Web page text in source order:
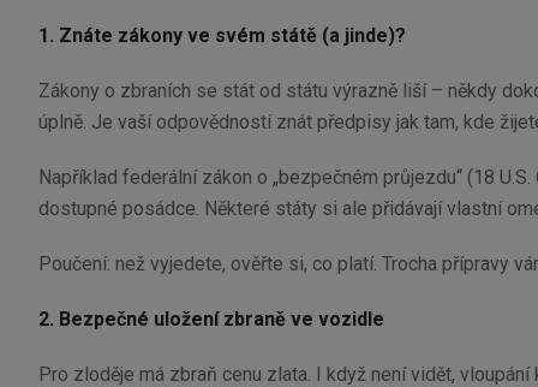
1. Znáte zákony ve svém státě (a jinde)?
Zákony o zbraních se stát od státu výrazně liší – někdy
úplně. Je vaší odpovědností znát předpisy jak tam, kde
Například federální zákon o „bezpečném průjezdu“ (18
dostupné posádce. Některé státy si ale přidávají vlastní
Poučení: než vyjedete, ověřte si, co platí. Trocha přípravy
2. Bezpečné uložení zbraně ve vozidle
Pro zloděje má zbraň cenu zlata. I když není vidět,